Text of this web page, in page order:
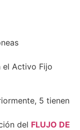
el Activo Fijo
5 tienen
del FLUJO DE